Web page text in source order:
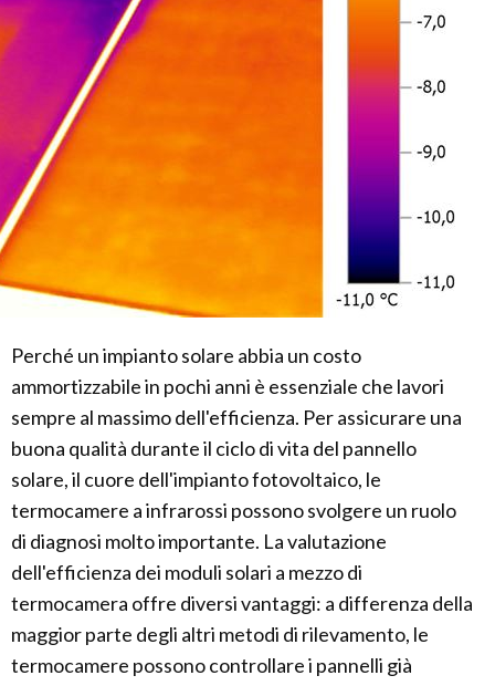
Perché un impianto solare abbia un costo
ammortizzabile in pochi anni è essenziale che lavori
sempre al massimo dell'efficienza. Per assicurare una
buona qualità durante il ciclo di vita del pannello
solare, il cuore dell'impianto fotovoltaico, le
termocamere a infrarossi possono svolgere un ruolo
di diagnosi molto importante. La valutazione
dell'efficienza dei moduli solari a mezzo di
termocamera offre diversi vantaggi: a differenza della
maggior parte degli altri metodi di rilevamento, le
termocamere possono controllare i pannelli già